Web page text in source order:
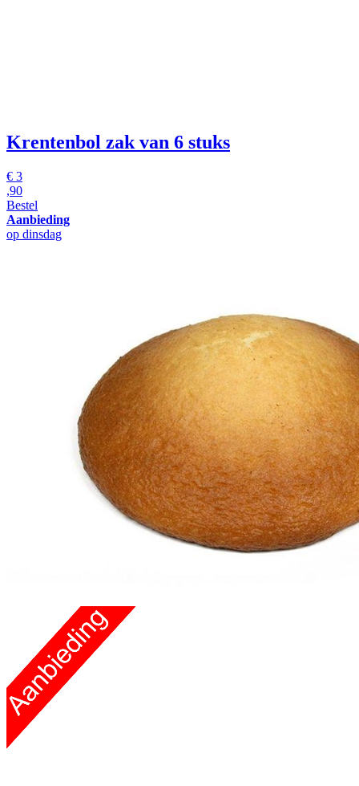
Krentenbol zak van 6 stuks
€ 3
,90
Bestel
Aanbieding
op dinsdag